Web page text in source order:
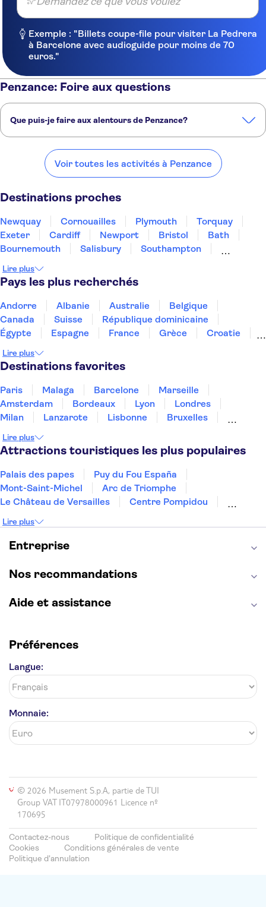
Exemple : "Billets coupe-file pour visiter La Pedrera
à Barcelone avec audioguide pour moins de 70
euros."
Penzance: Foire aux questions
Que puis-je faire aux alentours de Penzance?
Voir toutes les activités à Penzance
Destinations proches
Newquay Cornouailles Plymouth
Torquay
Exeter
Cardiff Newport Bristol
Bath
Bournemouth
Salisbury
Southampton
Lire plus
Pays les plus recherchés
Andorre Albanie Australie
Belgique
Canada
Suisse
République dominicaine
Égypte
Espagne France Grèce
Croatie
Thaïlande
Tunisie
Lire plus
Destinations favorites
Paris Malaga Barcelone
Marseille
Amsterdam
Bordeaux Lyon
Londres
Milan
Lanzarote Lisbonne
Bruxelles
Dubai
Copenhague Minorque Montpellier
Lire plus
Attractions touristiques les plus populaires
Palais des papes
Puy du Fou España
Mont-Saint-Michel
Arc de Triomphe
Le Château de Versailles
Centre Pompidou
La Chapelle Sixtine
Musée du Louvre
La Sagrada Familia
Cathédrale Notre Dame
Montmartre
Lire plus
Entreprise
Nos recommandations
Aide et assistance
Préférences
Langue:
Monnaie:
© 2026 Musement S.p.A, partie de TUI
Group VAT IT07978000961 Licence nº
170695
Contactez-nous
Politique de confidentialité
Cookies
Conditions générales de vente
Politique d'annulation